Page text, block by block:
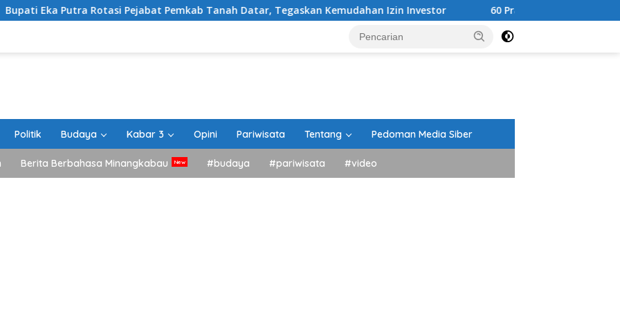
Pejabat Pemkab Tanah Datar, Tegaskan Kemudahan Izin Investor 60 Pramuka Tanah Datar Siap Kibarkan
Politik Budaya Kabar 3 Opini Pariwisata Tentang Pedoman Media Siber
Berita Berbahasa Minangkabau #budaya #pariwisata #video